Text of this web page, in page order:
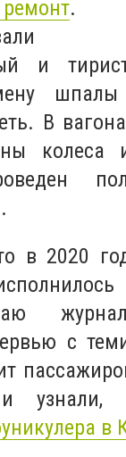
.
и
В
колеса
в 2020
с
и узнали,
в